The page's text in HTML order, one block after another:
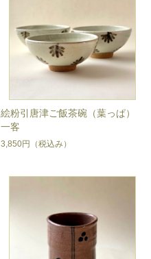
絵粉引唐津ご飯茶碗（葉っぱ）
一客
3,850円 （税込み）